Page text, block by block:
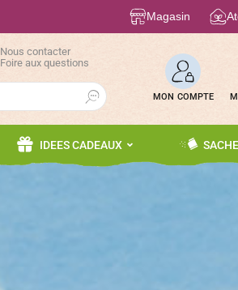
Magasin
Nous contacter
Foire aux questions
Search Button
MON COMPTE
IDEES CADEAUX